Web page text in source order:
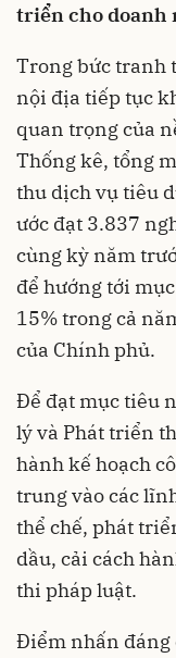
triển cho doanh
Trong bức tranh
nội địa tiếp tục
quan trọng của
Thống kê, tổng
thu dịch vụ tiêu
ước đạt 3.837
cùng kỳ năm
để hướng tới
15% trong cả
của Chính phủ.
Để đạt mục tiêu
lý và Phát triển
hành kế hoạch
trung vào các
thể chế, phát
dầu, cải cách
thi pháp luật.
Điểm nhấn đáng